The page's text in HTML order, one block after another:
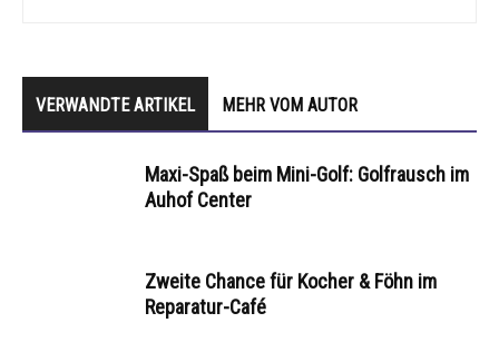
VERWANDTE ARTIKEL MEHR VOM AUTOR
Maxi-Spaß beim Mini-Golf: Golfrausch im
Auhof Center
Zweite Chance für Kocher & Föhn im
Reparatur-Café